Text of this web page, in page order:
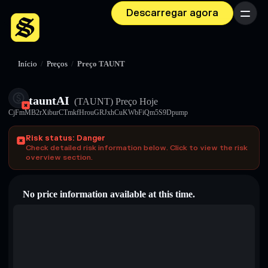
Descarregar agora Menu
Início / Preços / Preço TAUNT
tauntAI (TAUNT) Preço Hoje
CjFmMB2rXiburCTmkfHrouGRJxhCuKWbFiQm5S9Dpump
Risk status: Danger
Check detailed risk information below. Click to view the risk
overview section.
No price information available at this time.